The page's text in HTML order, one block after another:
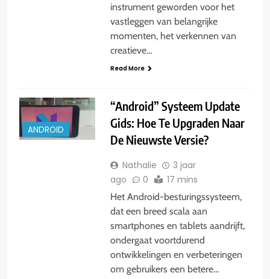
instrument geworden voor het
vastleggen van belangrijke
momenten, het verkennen van
creatieve…
Read More
ANDROID
“Android” Systeem Update
Gids: Hoe Te Upgraden Naar
De Nieuwste Versie?
Nathalie
3 jaar
ago
0 17 mins
Het Android-besturingssysteem,
dat een breed scala aan
smartphones en tablets aandrijft,
ondergaat voortdurend
ontwikkelingen en verbeteringen
om gebruikers een betere…